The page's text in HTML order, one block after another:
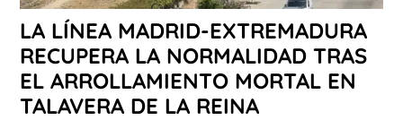
LA LÍNEA MADRID-EXTREMADURA
RECUPERA LA NORMALIDAD TRAS
EL ARROLLAMIENTO MORTAL EN
TALAVERA DE LA REINA